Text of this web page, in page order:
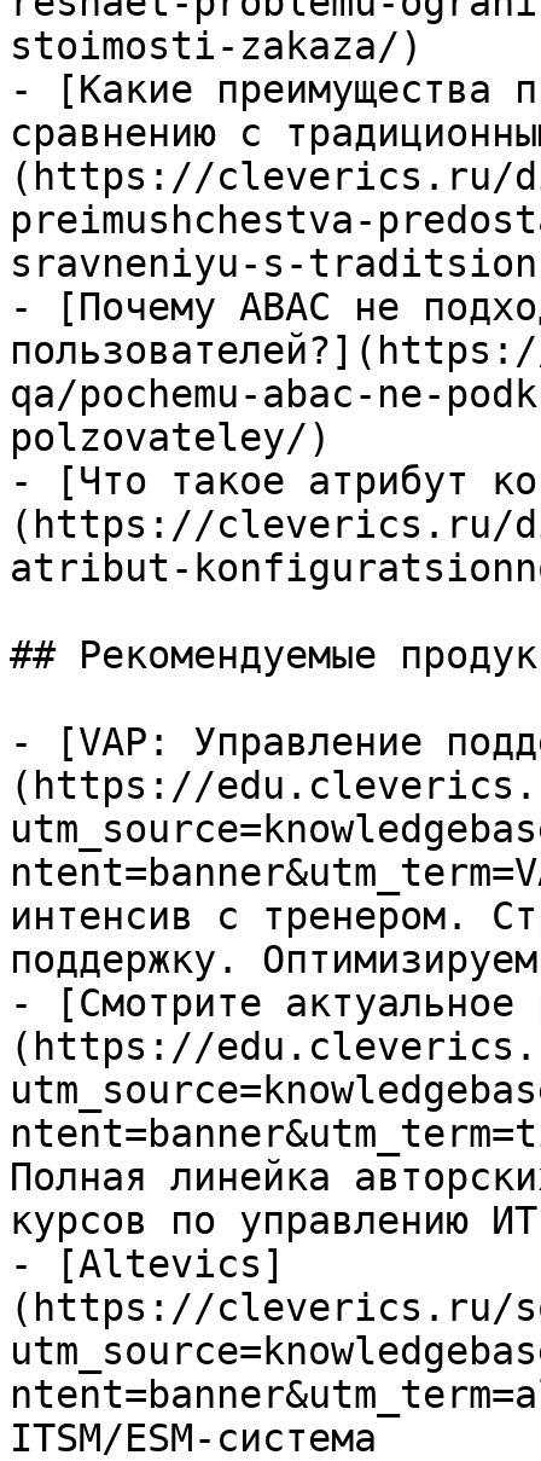
stoimosti-zakaza/)
- [Какие преимущества
сравнению с
(https://cleverics.ru/
preimushchestva-
sravneniyu-s-
- [Почему ABAC не
qa/pochemu-abac-ne-
polzovateley/)
- [Что такое атрибут
(https://cleverics.ru/
atribut-
## Рекомендуемые
- [VAP: Управление
(https://
интенсив с тренером.
поддержку.
- [Смотрите актуальное
(https://
Полная линейка
курсов по управлению ИТ
- [Altevics]
(https://cleverics.ru/
ITSM/ESM-система